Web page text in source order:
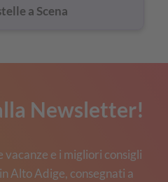
a Scena
Newsletter!
e i migliori consigli
Alto Adige, consegnati a